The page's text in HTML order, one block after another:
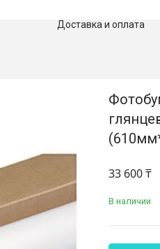
Доставка и оплата
33 600 ₸
В наличии